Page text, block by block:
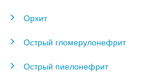
Орхит
Острый гломерулонефрит
Острый пиелонефрит